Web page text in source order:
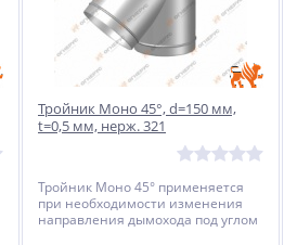
Тройник Моно 45°, d=150 мм,
t=0,5 мм, нерж. 321
Тройник Моно 45° применяется
при необходимости изменения
направления дымохода под углом